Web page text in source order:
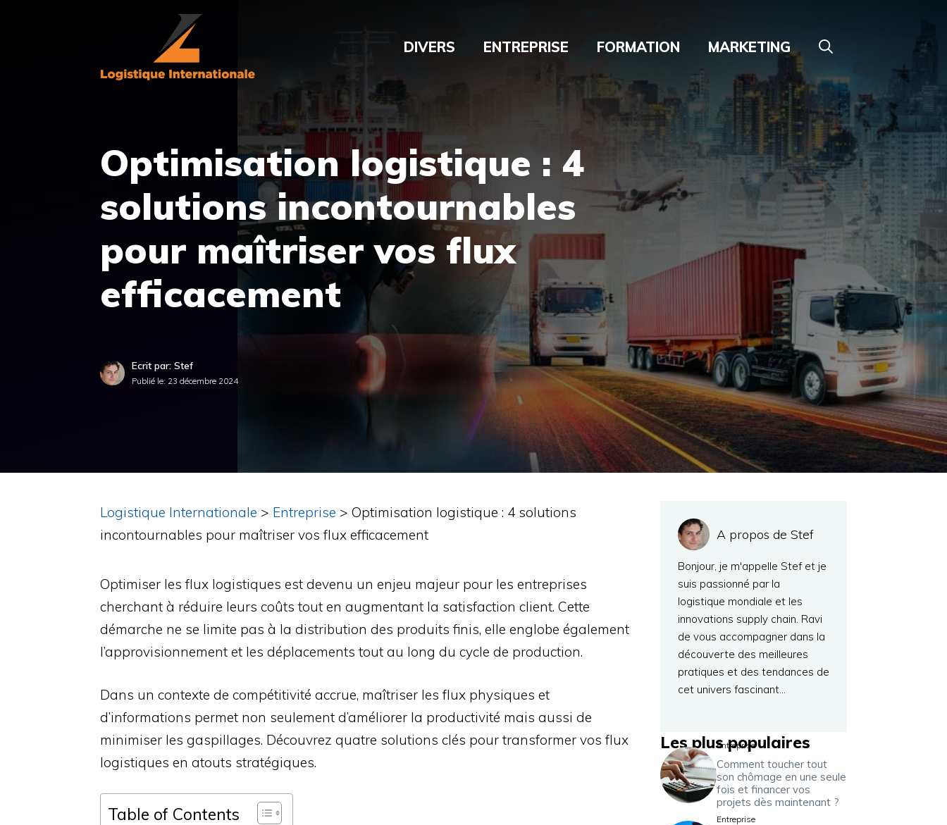
DIVERS ENTREPRISE FORMATION MARKETING
Optimisation logistique : 4
solutions incontournables
pour maîtriser vos flux
efficacement
Ecrit par: Stef
Publié le: 23 décembre 2024
Logistique Internationale > Entreprise > Optimisation logistique : 4 solutions
incontournables pour maîtriser vos flux efficacement
Optimiser les flux logistiques est devenu un enjeu majeur pour les entreprises
cherchant à réduire leurs coûts tout en augmentant la satisfaction client. Cette
démarche ne se limite pas à la distribution des produits finis, elle englobe également
l’approvisionnement et les déplacements tout au long du cycle de production.
Dans un contexte de compétitivité accrue, maîtriser les flux physiques et
d’informations permet non seulement d’améliorer la productivité mais aussi de
minimiser les gaspillages. Découvrez quatre solutions clés pour transformer vos flux
logistiques en atouts stratégiques.
Table of Contents
A propos de Stef
Bonjour, je m'appelle Stef et je
suis passionné par la
logistique mondiale et les
innovations supply chain. Ravi
de vous accompagner dans la
découverte des meilleures
pratiques et des tendances de
cet univers fascinant…
Les plus populaires
Entreprise
Comment toucher tout
son chômage en une seule
fois et financer vos
projets dès maintenant ?
Entreprise